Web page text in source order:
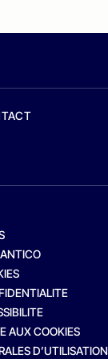
AUX COOKIES
D’UTILISATION